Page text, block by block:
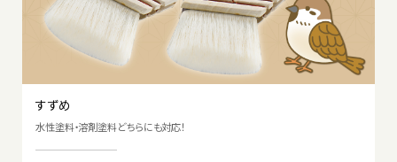
すずめ
水性塗料・溶剤塗料どちらにも対応！